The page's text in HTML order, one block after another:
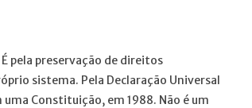
pela preservação de direitos
sistema. Pela Declaração Universal
Constituição, em 1988. Não é um